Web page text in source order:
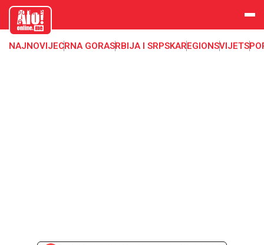
aloonline.
me
NAJNOVIJECRNA GORASRBIJA I SRPSKAREGIONSVIJET